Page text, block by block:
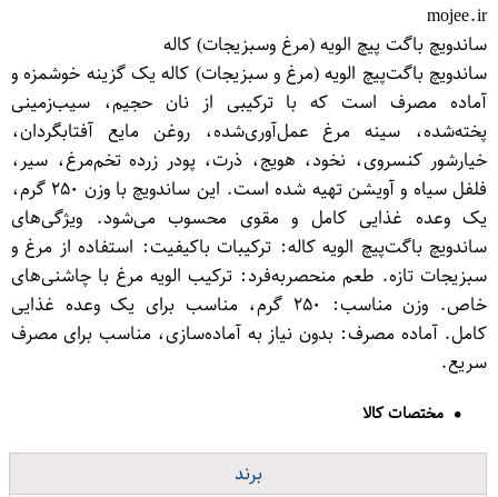
mojee.ir
ساندویچ باگت پیچ الویه (مرغ وسبزیجات) کاله
ساندویچ باگت‌پیچ الویه (مرغ و سبزیجات) کاله یک گزینه خوشمزه و
آماده مصرف است که با ترکیبی از نان حجیم، سیب‌زمینی
پخته‌شده، سینه مرغ عمل‌آوری‌شده، روغن مایع آفتابگردان،
خیارشور کنسروی، نخود، هویج، ذرت، پودر زرده تخم‌مرغ، سیر،
فلفل سیاه و آویشن تهیه شده است. این ساندویچ با وزن ۲۵۰ گرم،
یک وعده غذایی کامل و مقوی محسوب می‌شود. ویژگی‌های
ساندویچ باگت‌پیچ الویه کاله: ترکیبات باکیفیت: استفاده از مرغ و
سبزیجات تازه. طعم منحصر‌به‌فرد: ترکیب الویه مرغ با چاشنی‌های
خاص. وزن مناسب: ۲۵۰ گرم، مناسب برای یک وعده غذایی
کامل. آماده مصرف: بدون نیاز به آماده‌سازی، مناسب برای مصرف
سریع.
مختصات کالا
برند